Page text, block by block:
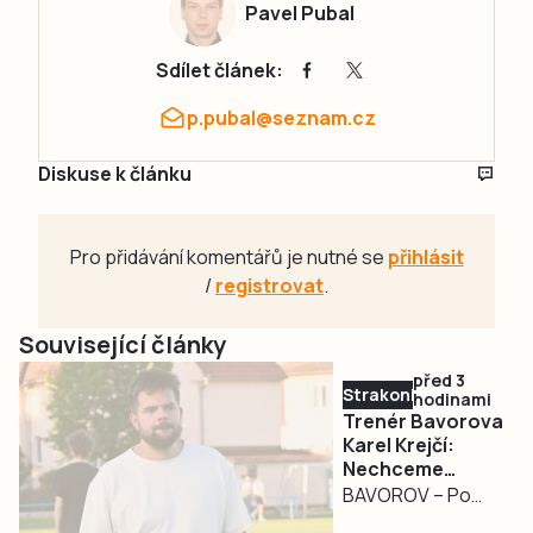
Pavel Pubal
Sdílet článek:
p.pubal@seznam.cz
Diskuse k článku
Pro přidávání komentářů je nutné se přihlásit
/registrovat.
Související články
Strakonicko
před 3
hodinami
Trenér Bavorova
Karel Krejčí:
Nechceme
budovat úplně
BAVOROV – Po